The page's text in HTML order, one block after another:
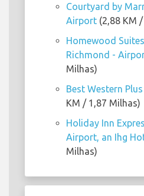
Courtyard by
Airport (2,88 KM
Homewood
Richmond -
Milhas)
Best Western
KM / 1,87 Milhas)
Holiday Inn
Airport, an Ihg
Milhas)